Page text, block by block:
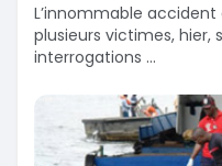
L’innommable accident
plusieurs victimes, hier,
interrogations ...